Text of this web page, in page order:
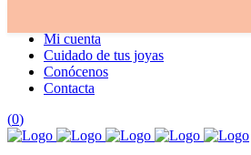
Mi cuenta
Cuidado de tus joyas
Conócenos
Contacta
(0)